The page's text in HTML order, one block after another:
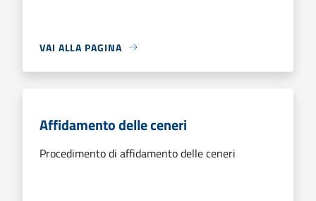
VAI ALLA PAGINA
Affidamento delle ceneri
Procedimento di affidamento delle ceneri